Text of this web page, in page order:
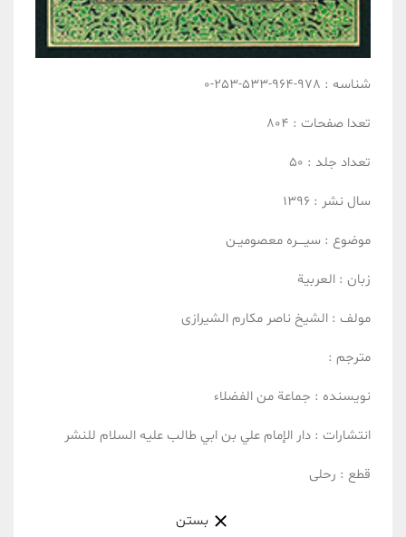
شناسه : 978-964-533-253-0
تعدا صفحات : 804
تعداد جلد : 50
سال نشر : 1396
موضوع : سیــــره معصومیـن
زبان : العربیة
مولف : الشیخ ناصر مکارم الشیرازی
مترجم :
نویسنده : جماعة من الفضلاء
انتشارات : دار الإمام علي بن ابي طالب عليه السلام للنشر
قطع : رحلی
بستن